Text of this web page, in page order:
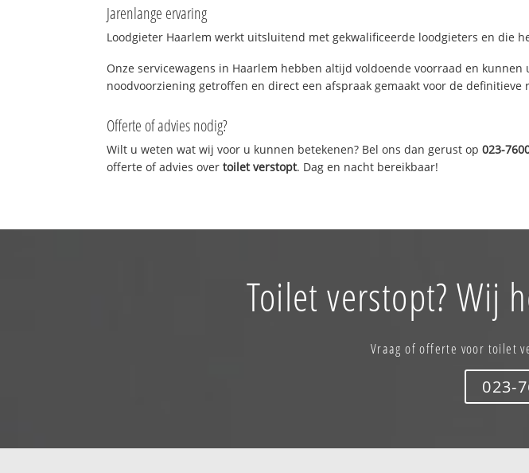
Jarenlange ervaring
Loodgieter Haarlem werkt uitsluitend met gekwalificeerde loodgieters en die
Onze servicewagens in Haarlem hebben altijd voldoende voorraad en
noodvoorziening getroffen en direct een afspraak gemaakt voor de definitieve
Offerte of advies nodig?
Wilt u weten wat wij voor u kunnen betekenen? Bel ons dan gerust op023-
offerte of advies overtoilet verstopt. Dag en nacht bereikbaar!
Toilet verstopt? Wij
Vraag of offerte voor toilet
023-